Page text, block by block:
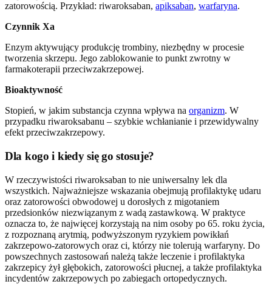
zatorowością. Przykład: riwaroksaban, apiksaban, warfaryna.
Czynnik Xa
Enzym aktywujący produkcję trombiny, niezbędny w procesie
tworzenia skrzepu. Jego zablokowanie to punkt zwrotny w
farmakoterapii przeciwzakrzepowej.
Bioaktywność
Stopień, w jakim substancja czynna wpływa na organizm. W
przypadku riwaroksabanu – szybkie wchłanianie i przewidywalny
efekt przeciwzakrzepowy.
Dla kogo i kiedy się go stosuje?
W rzeczywistości riwaroksaban to nie uniwersalny lek dla
wszystkich. Najważniejsze wskazania obejmują profilaktykę udaru
oraz zatorowości obwodowej u dorosłych z migotaniem
przedsionków niezwiązanym z wadą zastawkową. W praktyce
oznacza to, że najwięcej korzystają na nim osoby po 65. roku życia,
z rozpoznaną arytmią, podwyższonym ryzykiem powikłań
zakrzepowo-zatorowych oraz ci, którzy nie tolerują warfaryny. Do
powszechnych zastosowań należą także leczenie i profilaktyka
zakrzepicy żył głębokich, zatorowości płucnej, a także profilaktyka
incydentów zakrzepowych po zabiegach ortopedycznych.